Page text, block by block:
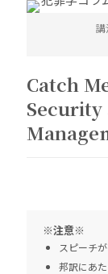
講
Catch
※注意※
スピーチ
邦訳にあ